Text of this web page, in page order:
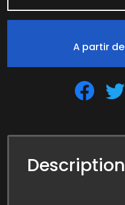
A partir de
Description